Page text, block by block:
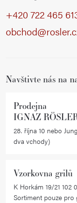
+420 722 465
Navštivte nás na
Prodejna
IGNAZ
28. října 10 nebo
dva vchody)
Vzorkovna grilů
K Horkám 19/21 102
Sortiment pouze pro